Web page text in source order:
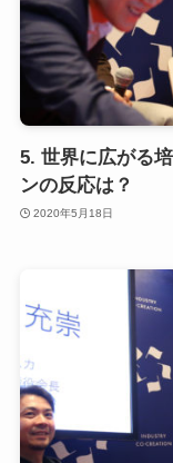
5. 世界に広がる
ンの反応は？
2020年5月18日